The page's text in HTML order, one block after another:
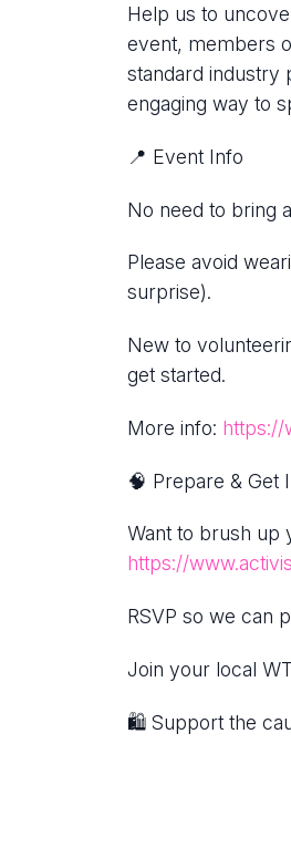
Help us to
event, members
standard industry
engaging way to
📍 Event Info
No need to bring
Please avoid
surprise).
New to
get started.
More info: https://
🧠 Prepare & Get
Want to brush up
https://
RSVP so we can
Join your local
🛍 Support the